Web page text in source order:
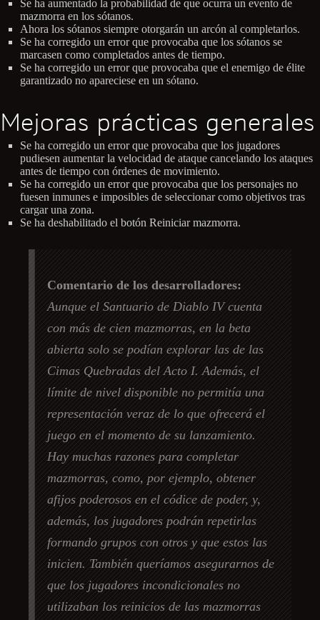
Se ha aumentado la probabilidad de que ocurra un evento de
mazmorra en los sótanos.
Ahora los sótanos siempre otorgarán un arcón al completarlos.
Se ha corregido un error que provocaba que los sótanos se
marcasen como completados antes de tiempo.
Se ha corregido un error que provocaba que el enemigo de élite
garantizado no apareciese en un sótano.
Mejoras prácticas generales
Se ha corregido un error que provocaba que los jugadores
pudiesen aumentar la velocidad de ataque cancelando los ataques
antes de tiempo con órdenes de movimiento.
Se ha corregido un error que provocaba que los personajes no
fuesen inmunes e imposibles de seleccionar como objetivos tras
cargar una zona.
Se ha deshabilitado el botón Reiniciar mazmorra.
Comentario de los desarrolladores:
Aunque el Santuario de Diablo IV cuenta
con más de cien mazmorras, en la beta
abierta solo se podían explorar las de las
Cimas Quebradas del Acto I. Además, el
límite de nivel disponible no permitía una
representación veraz de lo que ofrecerá el
juego en el momento de su lanzamiento.
Hay muchas razones para completar
mazmorras, como, por ejemplo, obtener
afijos poderosos en el códice de poder, y,
además, los jugadores podrán repetirlas
formando grupos con otros y que estos las
inicien. También queríamos asegurarnos de
que los jugadores incondicionales no
utilizaban los reinicios de las mazmorras